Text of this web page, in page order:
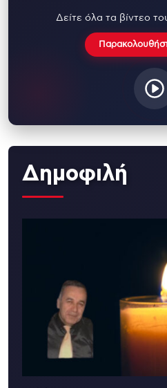
Δείτε όλα τα βίντεο
Δημοφιλή